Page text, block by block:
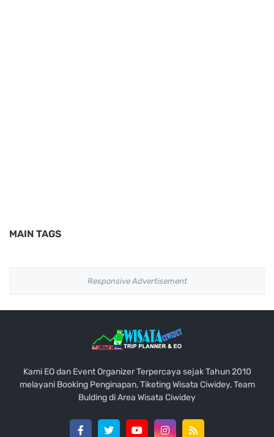
MAIN TAGS
Responsive Advertisement
Kami EO dan Event Organizer Terpercaya sejak Tahun 2010
melayani Booking Penginapan, Tiketing Wisata Ciwidey, Team
Bulding di Area Wisata Ciwidey